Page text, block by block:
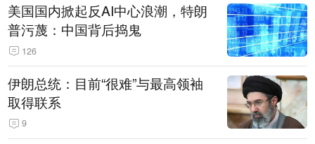
美国国内掀起反AI中心浪潮，特朗
普污蔑：中国背后捣鬼
126
伊朗总统：目前“很难”与最高领袖
取得联系
9